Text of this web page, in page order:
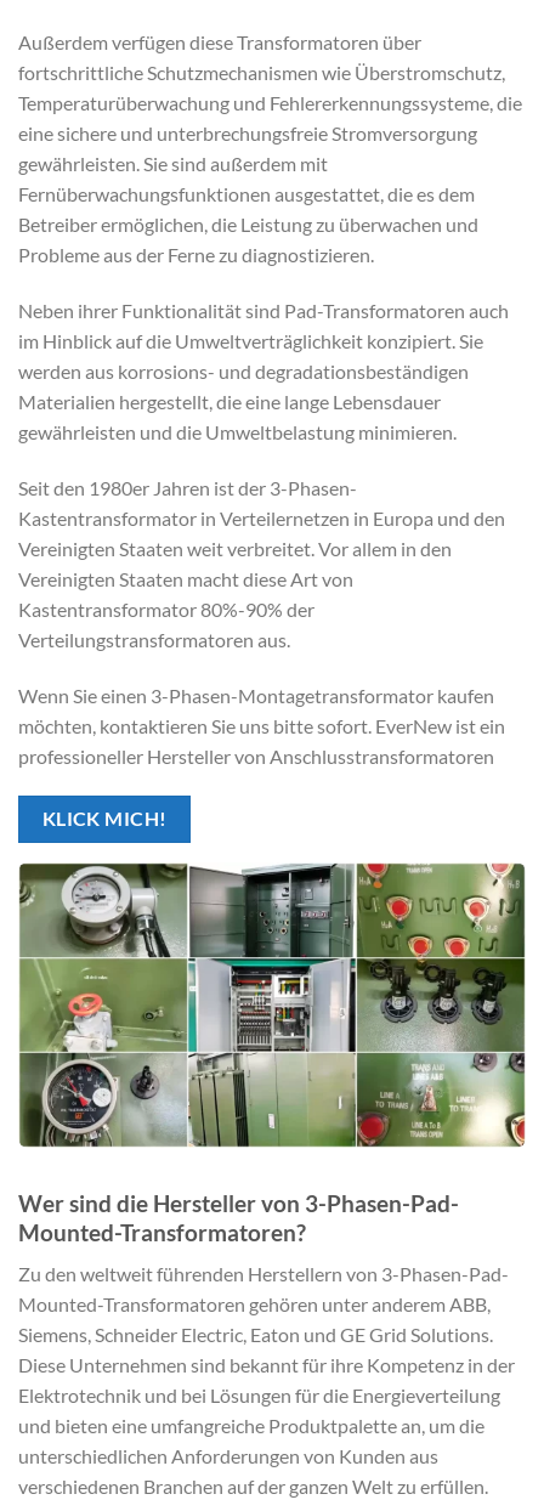
Außerdem verfügen diese Transformatoren über
fortschrittliche Schutzmechanismen wie Überstromschutz,
Temperaturüberwachung und Fehlererkennungssysteme, die
eine sichere und unterbrechungsfreie Stromversorgung
gewährleisten. Sie sind außerdem mit
Fernüberwachungsfunktionen ausgestattet, die es dem
Betreiber ermöglichen, die Leistung zu überwachen und
Probleme aus der Ferne zu diagnostizieren.
Neben ihrer Funktionalität sind Pad-Transformatoren auch
im Hinblick auf die Umweltverträglichkeit konzipiert. Sie
werden aus korrosions- und degradationsbeständigen
Materialien hergestellt, die eine lange Lebensdauer
gewährleisten und die Umweltbelastung minimieren.
Seit den 1980er Jahren ist der 3-Phasen-
Kastentransformator in Verteilernetzen in Europa und den
Vereinigten Staaten weit verbreitet. Vor allem in den
Vereinigten Staaten macht diese Art von
Kastentransformator 80%-90% der
Verteilungstransformatoren aus.
Wenn Sie einen 3-Phasen-Montagetransformator kaufen
möchten, kontaktieren Sie uns bitte sofort. EverNew ist ein
professioneller Hersteller von Anschlusstransformatoren
KLICK MICH!
Wer sind die Hersteller von 3-Phasen-Pad-
Mounted-Transformatoren?
Zu den weltweit führenden Herstellern von 3-Phasen-Pad-
Mounted-Transformatoren gehören unter anderem ABB,
Siemens, Schneider Electric, Eaton und GE Grid Solutions.
Diese Unternehmen sind bekannt für ihre Kompetenz in der
Elektrotechnik und bei Lösungen für die Energieverteilung
und bieten eine umfangreiche Produktpalette an, um die
unterschiedlichen Anforderungen von Kunden aus
verschiedenen Branchen auf der ganzen Welt zu erfüllen.